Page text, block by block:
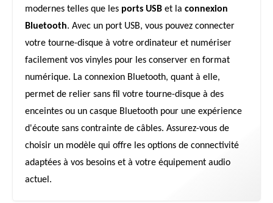
modernes telles que les ports USB et la connexion
Bluetooth. Avec un port USB, vous pouvez connecter
votre tourne-disque à votre ordinateur et numériser
facilement vos vinyles pour les conserver en format
numérique. La connexion Bluetooth, quant à elle,
permet de relier sans fil votre tourne-disque à des
enceintes ou un casque Bluetooth pour une expérience
d'écoute sans contrainte de câbles. Assurez-vous de
choisir un modèle qui offre les options de connectivité
adaptées à vos besoins et à votre équipement audio
actuel.